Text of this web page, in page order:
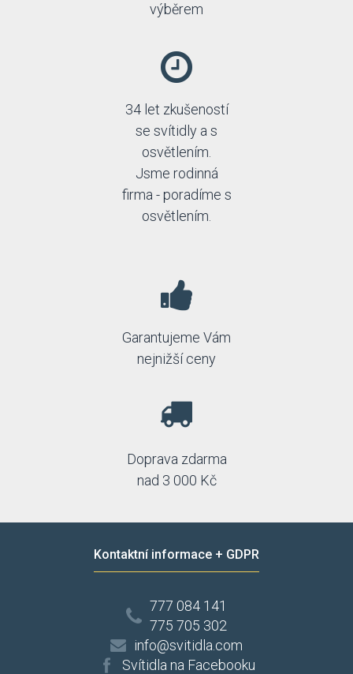
výběrem
34 let zkušeností
se svítidly a s
osvětlením.
Jsme rodinná
firma - poradíme s
osvětlením.
Garantujeme Vám
nejnižší ceny
Doprava zdarma
nad 3 000 Kč
Kontaktní informace + GDPR
777 084 141
775 705 302
info@svitidla.com
Svítidla na Facebooku